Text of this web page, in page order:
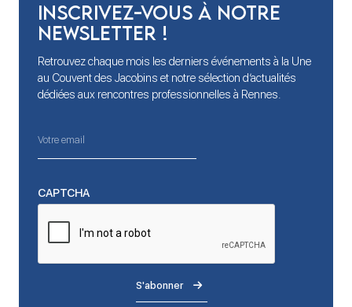
Inscrivez-vous à notre
newsletter !
Retrouvez chaque mois les derniers événements à la Une
au Couvent des Jacobins et notre sélection d’actualités
dédiées aux rencontres professionnelles à Rennes.
CAPTCHA
S'abonner